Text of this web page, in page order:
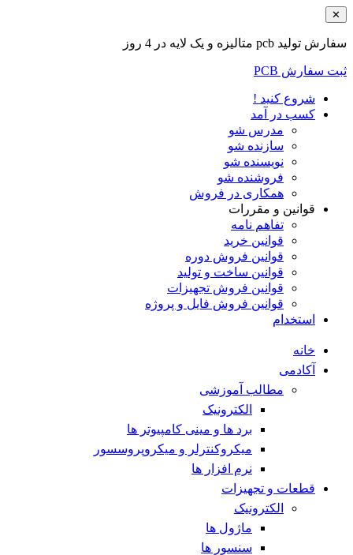
✕
سفارش تولید pcb متالیزه و یک لایه در 4 روز
ثبت سفارش PCB
شروع کنید !
کسب در آمد
مدرس شو
سازنده شو
نویسنده شو
فروشنده شو
همکاری در فروش
قوانین و مقررات
تفاهم نامه
قوانین خرید
قوانین فروش دوره
قوانین ساخت و تولید
قوانین فروش تجهیزات
قوانین فروش فایل و پروژه
استخدام
خانه
آکادمی
مطالب آموزشی
الکترونیک
برد ها و مینی کامپیوتر ها
میکروکنترلر و میکروپروسسور
نرم افزار ها
قطعات و تجهیزات
الکترونیک
ماژول ها
سنسور ها